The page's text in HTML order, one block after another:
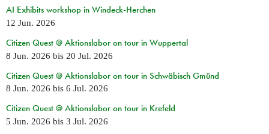
AI Exhibits workshop in Windeck-Herchen
12 Jun. 2026
Citizen Quest @ Aktionslabor on tour in Wuppertal
8 Jun. 2026 bis 20 Jul. 2026
Citizen Quest @ Aktionslabor on tour in Schwäbisch Gmünd
8 Jun. 2026 bis 6 Jul. 2026
Citizen Quest @ Aktionslabor on tour in Krefeld
5 Jun. 2026 bis 3 Jul. 2026